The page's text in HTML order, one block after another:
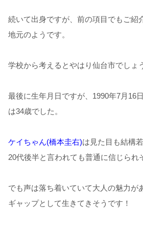
続いて出身ですが、前の項目でもご紹
地元のようです。
学校から考えるとやはり仙台市でしょ
最後に生年月日ですが、1990年7月16
は34歳でした。
ケイちゃん(橋本圭右)は見た目も結構
20代後半と言われても普通に信じられ
でも声は落ち着いていて大人の魅力が
ギャップとして生きてきそうです！